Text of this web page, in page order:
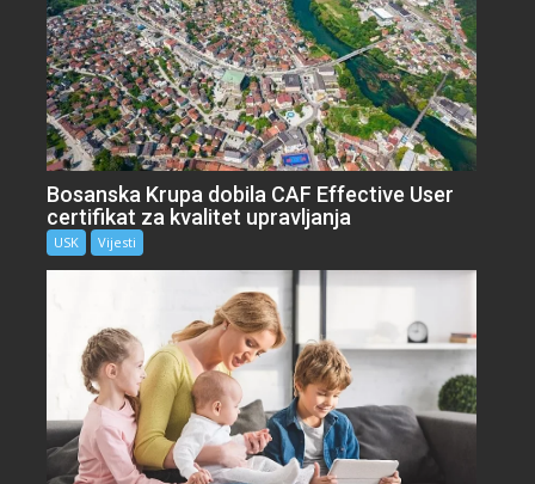
Bosanska Krupa dobila CAF Effective User
certifikat za kvalitet upravljanja
USK Vijesti